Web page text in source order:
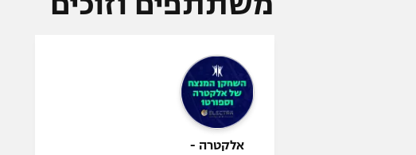
אלקטרה -